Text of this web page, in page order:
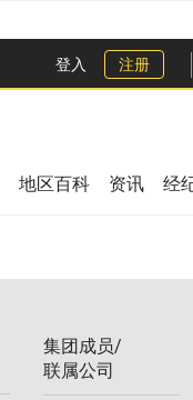
登入 注册
地区百科 资讯 经
集团成员/
联属公司